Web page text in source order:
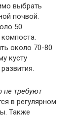
выбрать
почвой.
50
около 70-80
кусту
не требуют
в регулярном
Также